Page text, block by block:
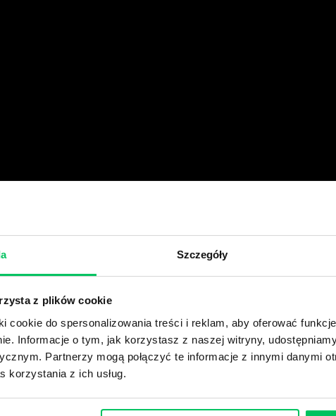
Szczegóły
z plików cookie
cookie do spersonalizowania treści i reklam, aby oferować
Informacje o tym, jak korzystasz z naszej witryny,
Partnerzy mogą połączyć te informacje z innymi danymi
korzystania z ich usług.
PODNOSIĆ SPRZEDAŻ W ZESPOLE SPRZEDAŻY